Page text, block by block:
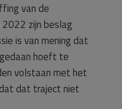
van de
zijn beslag
is van mening dat
hoeft te
volstaan met het
dat traject niet